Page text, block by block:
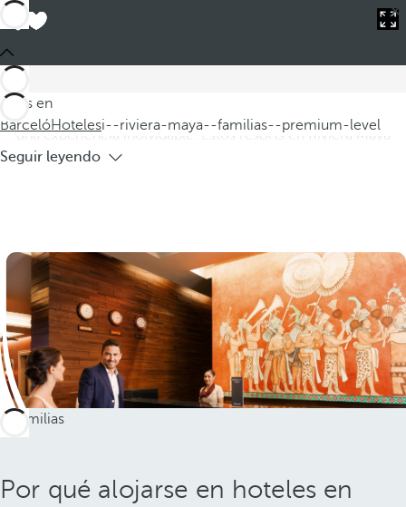
Estás en
BarcelóHotelesi--riviera-maya--familias--premium-level
Barceló
i--riviera-maya--familias--premium-level
Premium Level
Descubra nuestros hoteles en Riviera Maya para familias
premium level, donde cada detalle está diseñado para ofrecer
una experiencia inolvidable. Estos resorts en Riviera Maya
Seguir leyendo
Por qué alojarse en hoteles en